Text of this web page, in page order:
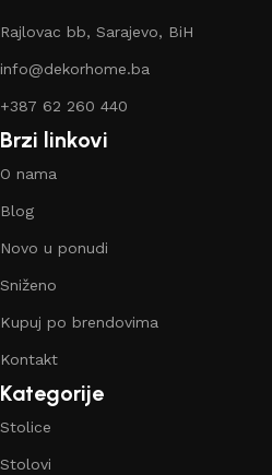
Rajlovac bb, Sarajevo, BiH
info@dekorhome.ba
+387 62 260 440
Brzi linkovi
O nama
Blog
Novo u ponudi
Sniženo
Kupuj po brendovima
Kontakt
Kategorije
Stolice
Stolovi